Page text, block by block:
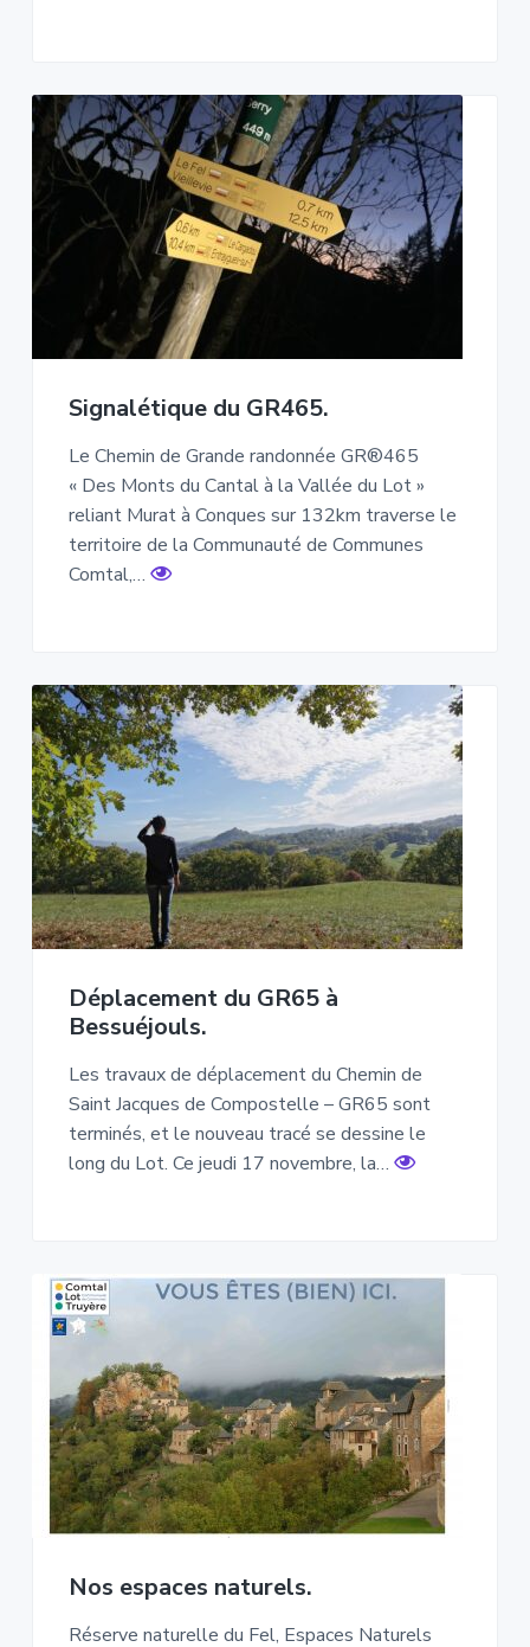
Signalétique du GR465.
Le Chemin de Grande randonnée GR®465
« Des Monts du Cantal à la Vallée du Lot »
reliant Murat à Conques sur 132km traverse le
territoire de la Communauté de Communes
Comtal,…
Déplacement du GR65 à
Bessuéjouls.
Les travaux de déplacement du Chemin de
Saint Jacques de Compostelle – GR65 sont
terminés, et le nouveau tracé se dessine le
long du Lot. Ce jeudi 17 novembre, la…
Nos espaces naturels.
Réserve naturelle du Fel, Espaces Naturels